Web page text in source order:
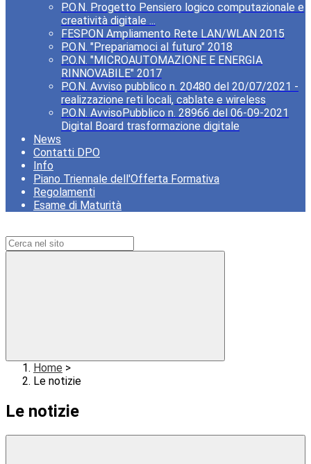
P.O.N. Progetto Pensiero logico computazionale e
creatività digitale ...
FESPON Ampliamento Rete LAN/WLAN 2015
P.O.N. "Prepariamoci al futuro" 2018
P.O.N. "MICROAUTOMAZIONE E ENERGIA
RINNOVABILE" 2017
P.O.N. Avviso pubblico n. 20480 del 20/07/2021 -
realizzazione reti locali, cablate e wireless
P.O.N. AvvisoPubblico n. 28966 del 06-09-2021
Digital Board trasformazione digitale
News
Contatti DPO
Info
Piano Triennale dell'Offerta Formativa
Regolamenti
Esame di Maturità
Home >
Le notizie
Le notizie